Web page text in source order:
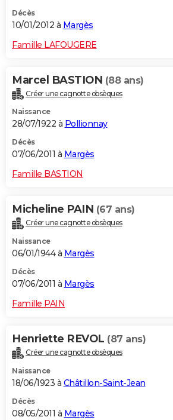
Décès
10/01/2012 à Margès
Famille LAFOUGERE
Marcel BASTION (88 ans)
Créer une cagnotte obsèques
Naissance
28/07/1922 à Pollionnay
Décès
07/06/2011 à Margès
Famille BASTION
Micheline PAIN (67 ans)
Créer une cagnotte obsèques
Naissance
06/01/1944 à Margès
Décès
07/06/2011 à Margès
Famille PAIN
Henriette REVOL (87 ans)
Créer une cagnotte obsèques
Naissance
18/06/1923 à Châtillon-Saint-Jean
Décès
08/05/2011 à Margès